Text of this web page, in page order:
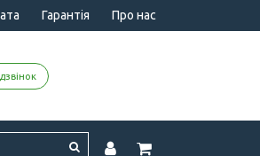
Гарантія Про нас